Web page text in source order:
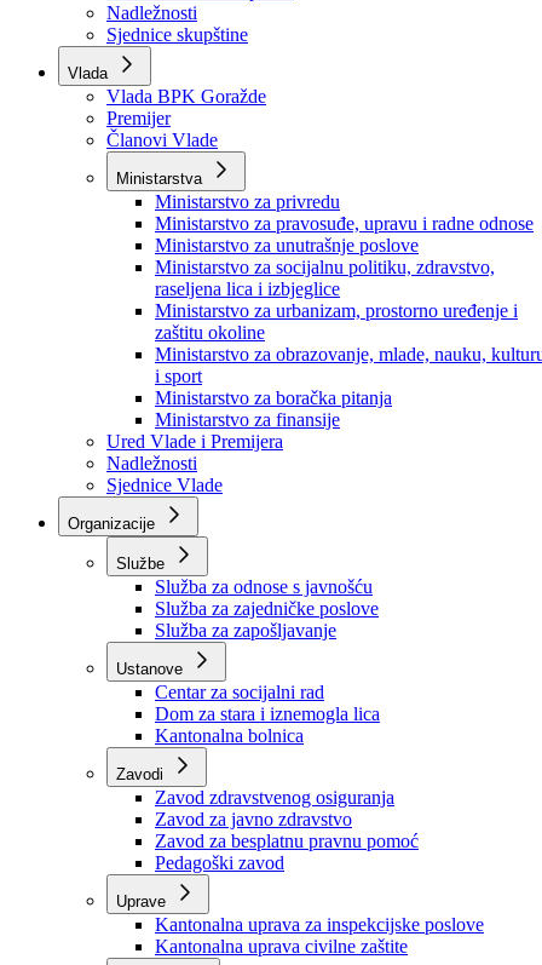
Kolegij skupštine
Skupštinski odbori i komisije
Stručna služba skupštine
Nadležnosti
Sjednice skupštine
Vlada
Vlada BPK Goražde
Premijer
Članovi Vlade
Ministarstva
Ministarstvo za privredu
Ministarstvo za pravosuđe, upravu i radne odnose
Ministarstvo za unutrašnje poslove
Ministarstvo za socijalnu politiku, zdravstvo,
raseljena lica i izbjeglice
Ministarstvo za urbanizam, prostorno uređenje i
zaštitu okoline
Ministarstvo za obrazovanje, mlade, nauku,
i sport
Ministarstvo za boračka pitanja
Ministarstvo za finansije
Ured Vlade i Premijera
Nadležnosti
Sjednice Vlade
Organizacije
Službe
Služba za odnose s javnošću
Služba za zajedničke poslove
Služba za zapošljavanje
Ustanove
Centar za socijalni rad
Dom za stara i iznemogla lica
Kantonalna bolnica
Zavodi
Zavod zdravstvenog osiguranja
Zavod za javno zdravstvo
Zavod za besplatnu pravnu pomoć
Pedagoški zavod